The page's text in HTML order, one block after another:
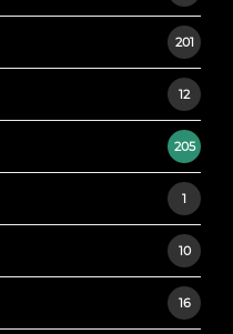
201
12
205
1
10
16